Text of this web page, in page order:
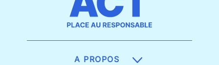
A PROPOS